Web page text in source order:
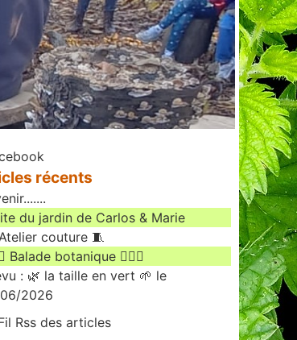
récents
du jardin de Carlos & Marie
couture 🧵
Balade botanique 🚶🏻‍♂️
: 🌿 la taille en vert 🌱 le
2026
Rss des articles